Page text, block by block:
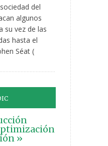
del
algunos
su vez de las
hasta el
Séat (
»